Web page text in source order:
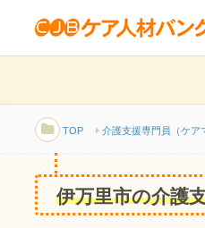
TOP 介護支援専門員（ケア
伊万里市の介護